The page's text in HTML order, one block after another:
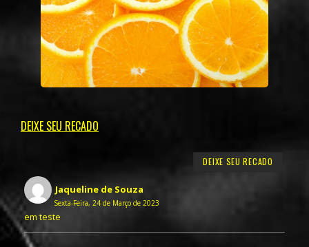
DEIXE SEU RECADO
DEIXE SEU RECADO
Jaqueline de Souza
Sexta-Feira, 24 de Março de 2023
em teste